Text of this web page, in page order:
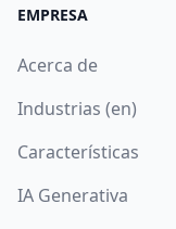
EMPRESA
Acerca de
Industrias (en)
Características
IA Generativa